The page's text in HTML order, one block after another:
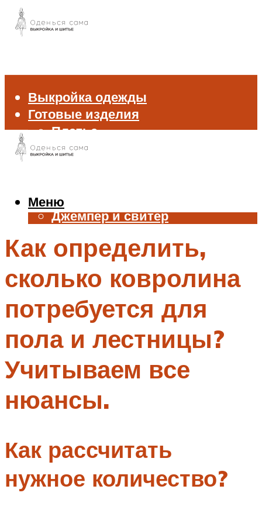
Выкройка одежды
Готовые изделия
Платье
Брюки
Жилет
Джемпер и свитер
Аксессуары
Меню
Меню
Как определить,
сколько ковролина
потребуется для
пола и лестницы?
Учитываем все
нюансы.
Как рассчитать
нужное количество?